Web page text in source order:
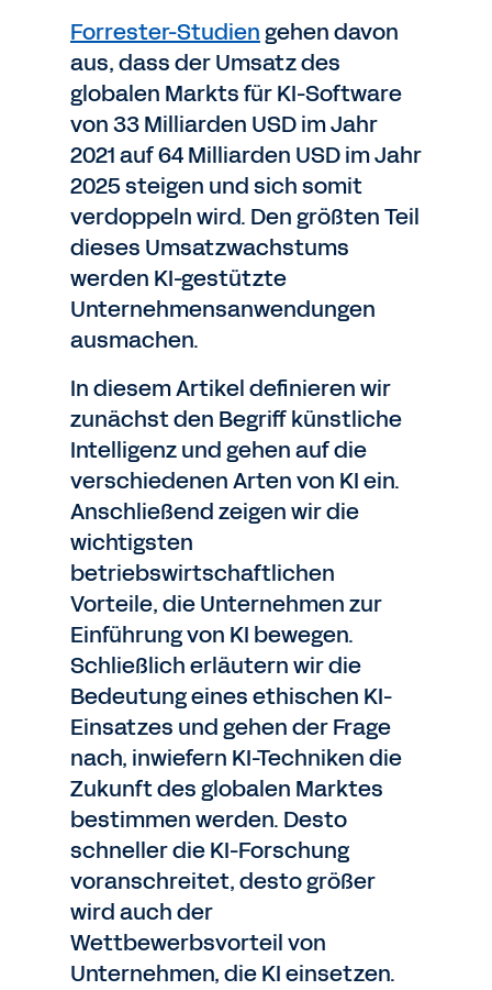
Forrester-Studien gehen davon
aus, dass der Umsatz des
globalen Markts für KI-Software
von 33 Milliarden USD im Jahr
2021 auf 64 Milliarden USD im Jahr
2025 steigen und sich somit
verdoppeln wird. Den größten Teil
dieses Umsatzwachstums
werden KI-gestützte
Unternehmensanwendungen
ausmachen.
In diesem Artikel definieren wir
zunächst den Begriff künstliche
Intelligenz und gehen auf die
verschiedenen Arten von KI ein.
Anschließend zeigen wir die
wichtigsten
betriebswirtschaftlichen
Vorteile, die Unternehmen zur
Einführung von KI bewegen.
Schließlich erläutern wir die
Bedeutung eines ethischen KI-
Einsatzes und gehen der Frage
nach, inwiefern KI-Techniken die
Zukunft des globalen Marktes
bestimmen werden. Desto
schneller die KI-Forschung
voranschreitet, desto größer
wird auch der
Wettbewerbsvorteil von
Unternehmen, die KI einsetzen.